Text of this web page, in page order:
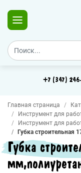
+7 (347)
Главная страница
Инструмент для
Инструмент для
Губка строительная
Губка